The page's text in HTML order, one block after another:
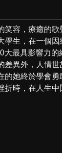
笑容，療癒的
學生，在一個
大最具影響力
差異外，人情
的她終於學會
時，在人生中